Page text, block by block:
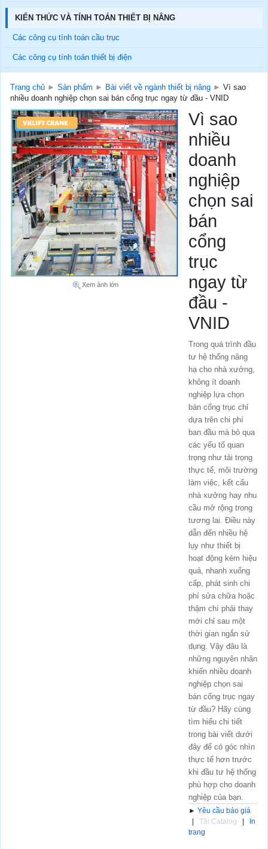
KIẾN THỨC VÀ TÍNH TOÁN THIẾT BỊ NÂNG
Các công cụ tính toán cầu trục
Các công cụ tính toán thiết bị điện
Trang chủ ► Sản phẩm ► Bài viết về ngành thiết bị nâng ► Vì sao
nhiều doanh nghiệp chọn sai bán cổng trục ngay từ đầu - VNID
Xem ảnh lớn
Vì sao
nhiều
doanh
nghiệp
chọn sai
bán
cổng
trục
ngay từ
đầu -
VNID
Trong quá trình đầu
tư hệ thống nâng
hạ cho nhà xưởng,
không ít doanh
nghiệp lựa chọn
bán cổng trục chỉ
dựa trên chi phí
ban đầu mà bỏ qua
các yếu tố quan
trọng như tải trọng
thực tế, môi trường
làm việc, kết cấu
nhà xưởng hay nhu
cầu mở rộng trong
tương lai. Điều này
dẫn đến nhiều hệ
lụy như thiết bị
hoạt động kém hiệu
quả, nhanh xuống
cấp, phát sinh chi
phí sửa chữa hoặc
thậm chí phải thay
mới chỉ sau một
thời gian ngắn sử
dụng. Vậy đâu là
những nguyên nhân
khiến nhiều doanh
nghiệp chọn sai
bán cổng trục ngay
từ đầu? Hãy cùng
tìm hiểu chi tiết
trong bài viết dưới
đây để có góc nhìn
thực tế hơn trước
khi đầu tư hệ thống
phù hợp cho doanh
nghiệp của bạn.
► Yêu cầu báo giá
Tải Catalog
In
trang